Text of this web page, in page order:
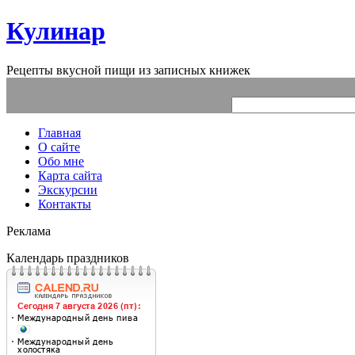
Кулинар
Рецепты вкусной пищи из записных книжек
Главная
О сайте
Обо мне
Карта сайта
Экскурсии
Контакты
Реклама
Календарь праздников